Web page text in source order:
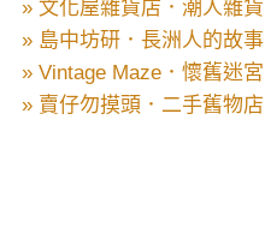
» 文化屋雜貨店．潮人雜貨
» 島中坊研．長洲人的故事
» Vintage Maze．懷舊迷宮
» 賣仔勿摸頭．二手舊物店